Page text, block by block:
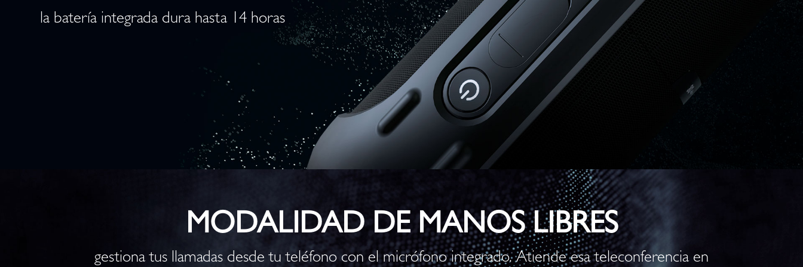
la batería integrada dura hasta 14 horas
MODALIDAD DE MANOS LIBRES
gestiona tus llamadas desde tu teléfono con el micrófono integrado. Atiende esa teleconferencia en